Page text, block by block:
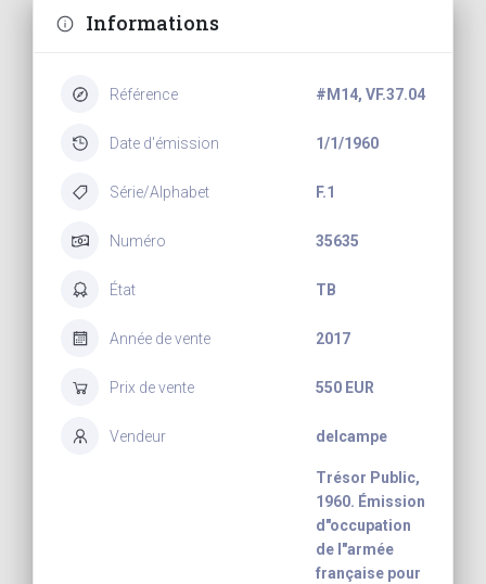
Informations
Référence #M14, VF.37.04
Date d'émission 1/1/1960
Série/Alphabet F.1
Numéro 35635
État TB
Année de vente 2017
Prix de vente 550 EUR
Vendeur delcampe
Trésor Public,
1960. Émission
d"occupation
de l"armée
française pour